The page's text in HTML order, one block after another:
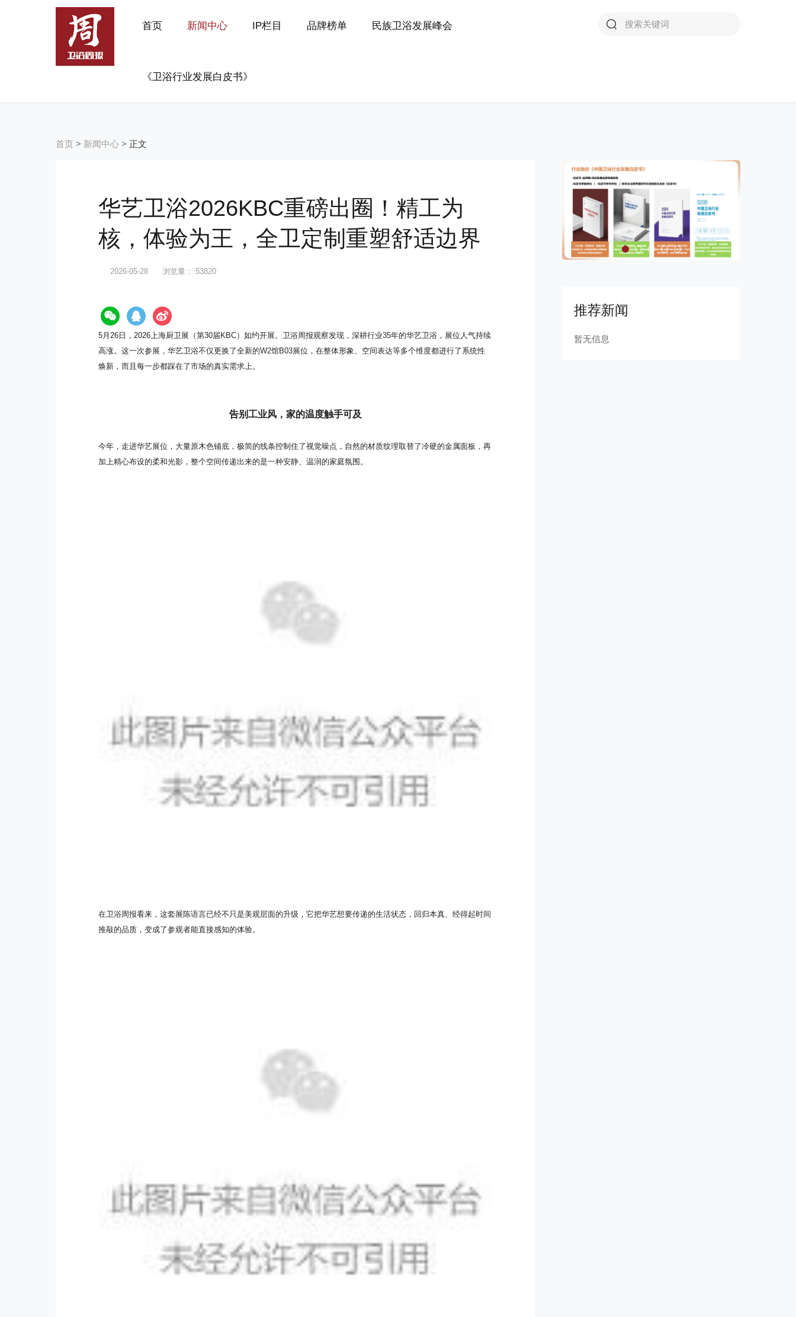
首页 新闻中心 IP栏目 品牌榜单 民族卫浴发展峰会
《卫浴行业发展白皮书》
首页 > 新闻中心> 正文
华艺卫浴2026KBC重磅出圈！精工为
核，体验为王，全卫定制重塑舒适边界
2026-05-28 浏览量：53820
5月26日，2026 上海厨卫展 （第30届KBC）如约开展。卫浴周报观察发现，深耕行业35年的华艺卫浴，展位人气持续
高涨。这一次参展，华艺卫浴不仅更换了全新的W2馆B03展位，在整体形象、空间表达等多个维度都进行了系统性
焕新，而且每一步都踩在了市场的真实需求上。
告别工业风，家的温度触手可及
今年，走进华艺展位，大量原木色铺底，极简的线条控制住了视觉噪点，自然的材质纹理取替了冷硬的金属面板，再
加上精心布设的柔和光影，整个空间传递出来的是一种安静、温润的家庭氛围。
在卫浴周报看来，这套展陈语言已经不只是美观层面的升级，它把华艺想要传递的生活状态，回归本真、经得起时间
推敲的品质，变成了参观者能直接感知的体验。
推荐新闻
暂无信息